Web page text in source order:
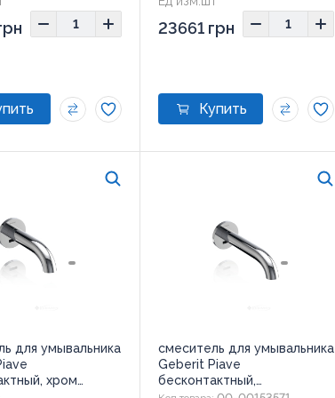
23661 грн
для умывальника
хром
смеситель для умывальника
Geberit Piave
бесконтактный,